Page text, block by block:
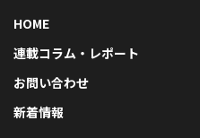
HOME
連載コラム・レポート
お問い合わせ
新着情報